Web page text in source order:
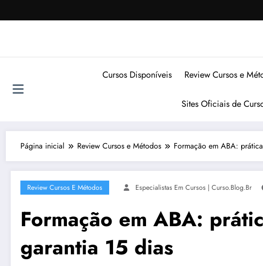
para
Cursos Disponíveis Review Cursos e
Sites Oficiais de
Página inicial Review Cursos e Métodos Formação em ABA:
Review Cursos E Métodos Especialistas Em Cursos | Curso.blog.br
Formação em ABA:
garantia 15 dias